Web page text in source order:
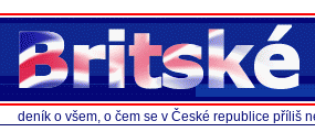
deník o všem, o čem se v České republice příliš